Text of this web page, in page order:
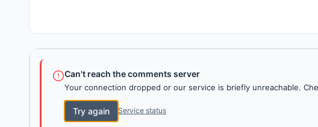
Can't reach the comments server
Your connection dropped or our service is briefly unreachable.
Try again Service status